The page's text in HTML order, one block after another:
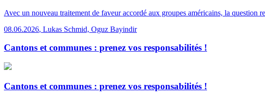
Avec un nouveau traitement de faveur accordé aux groupes américains, la question
08.06.2026, Lukas Schmid, Oguz Bayindir
Cantons et communes : prenez vos responsabilités !
Cantons et communes : prenez vos responsabilités !